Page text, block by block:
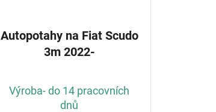
Autopotahy na Fiat Scudo
3m 2022-
Výroba- do 14 pracovních
dnů